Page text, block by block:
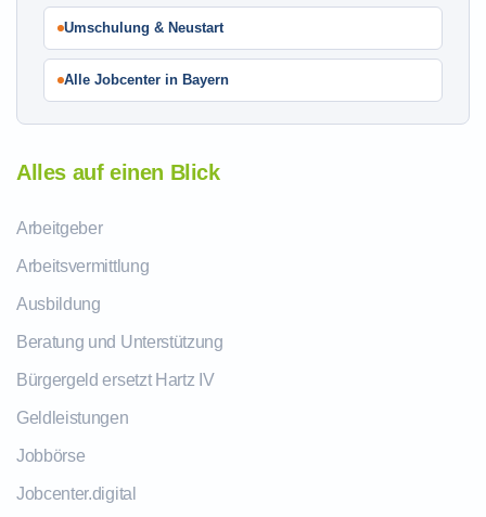
Umschulung & Neustart
Alle Jobcenter in Bayern
Alles auf einen Blick
Arbeitgeber
Arbeitsvermittlung
Ausbildung
Beratung und Unterstützung
Bürgergeld ersetzt Hartz IV
Geldleistungen
Jobbörse
Jobcenter.digital